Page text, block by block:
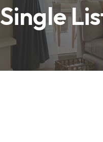
Single